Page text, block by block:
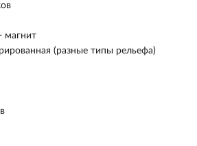
магнит
(разные типы рельефа)